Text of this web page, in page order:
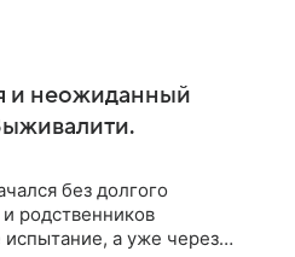
и неожиданный
без долгого
родственников
испытание, а уже через